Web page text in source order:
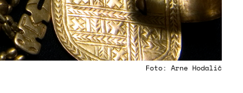
Foto: Arne Hodalič